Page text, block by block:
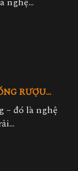
RƯỢU...
– đó là nghệ